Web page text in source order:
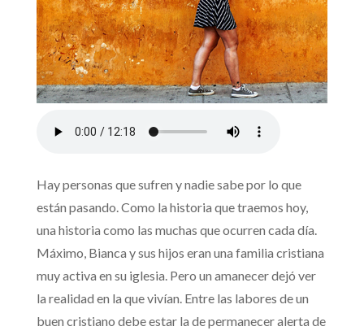
Hay personas que sufren y nadie sabe por lo que
están pasando. Como la historia que traemos hoy,
una historia como las muchas que ocurren cada día.
Máximo, Bianca y sus hijos eran una familia cristiana
muy activa en su iglesia. Pero un amanecer dejó ver
la realidad en la que vivían. Entre las labores de un
buen cristiano debe estar la de permanecer alerta de